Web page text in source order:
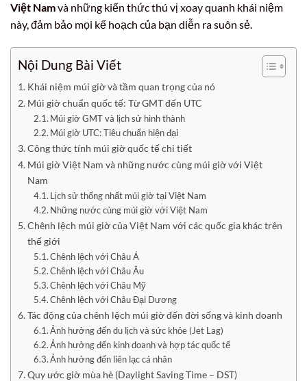
Việt Namvà những kiến thức thú vị xoay quanh khái niệm
này, đảm bảo mọi kế hoạch của bạn diễn ra suôn sẻ.
Nội Dung Bài Viết
Khái niệm múi giờ và tầm quan trọng của nó
Múi giờ chuẩn quốc tế: Từ GMT đến UTC
Múi giờ GMT và lịch sử hình thành
Múi giờ UTC: Tiêu chuẩn hiện đại
Công thức tính múi giờ quốc tế chi tiết
Múi giờ Việt Nam và những nước cùng múi giờ với Việt
Nam
Lịch sử thống nhất múi giờ tại Việt Nam
Những nước cùng múi giờ với Việt Nam
Chênh lệch múi giờ của Việt Nam với các quốc gia khác trên
thế giới
Chênh lệch với Châu Á
Chênh lệch với Châu Âu
Chênh lệch với Châu Mỹ
Chênh lệch với Châu Đại Dương
Tác động của chênh lệch múi giờ đến đời sống và kinh doanh
Ảnh hưởng đến du lịch và sức khỏe (Jet Lag)
Ảnh hưởng đến kinh doanh và hợp tác quốc tế
Ảnh hưởng đến liên lạc cá nhân
Quy ước giờ mùa hè (Daylight Saving Time – DST)